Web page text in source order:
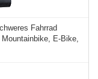
Fahrrad
E-Bike,